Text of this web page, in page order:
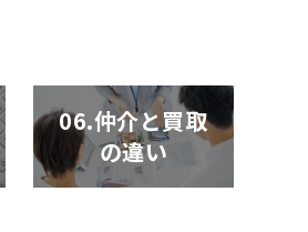
06.仲介と買取
の違い